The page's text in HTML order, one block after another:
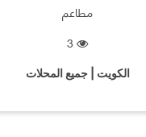
مطاعم
الكويت | جميع المحلات